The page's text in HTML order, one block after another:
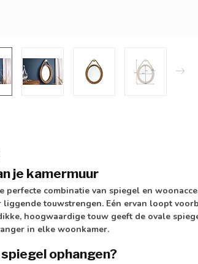
je kamermuur
perfecte combinatie van spiegel en
liggende touwstrengen. Eén ervan loopt
hoogwaardige touw geeft de ovale
in elke woonkamer.
ophangen?